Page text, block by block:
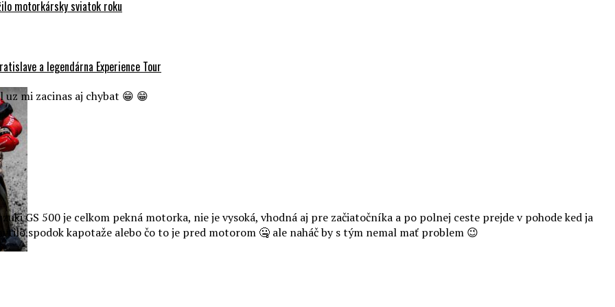
motorkársky sviatok roku
a legendárna Experience Tour
uz mi zacinas aj chybat 😁 😁
GS 500 je celkom pekná motorka, nie je vysoká, vhodná aj pre začiatočníka a po polnej ceste prejde v pohode ked ja
spodok kapotaže alebo čo to je pred motorom 🤐 ale naháč by s tým nemal mať problem 😉